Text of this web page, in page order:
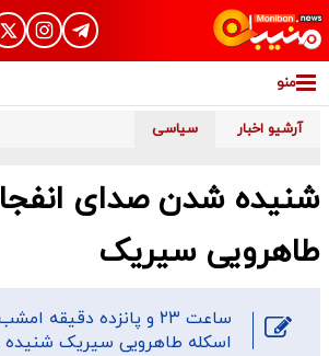
منو
آرشیو اخبار سیاسی
شنیده شدن صدای
طاهرویی سیریک
ساعت ۲۳ و پانزده دقیقه
اسکله طاهرویی سیریک